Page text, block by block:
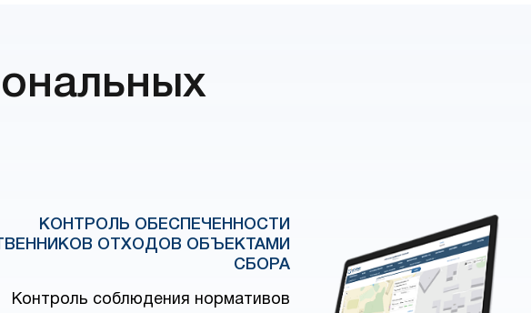
КОНТРОЛЬ ОБЕСПЕЧЕННОСТИ
ОТХОДОВ ОБЪЕКТАМИ
СБОРА
Контроль соблюдения нормативов